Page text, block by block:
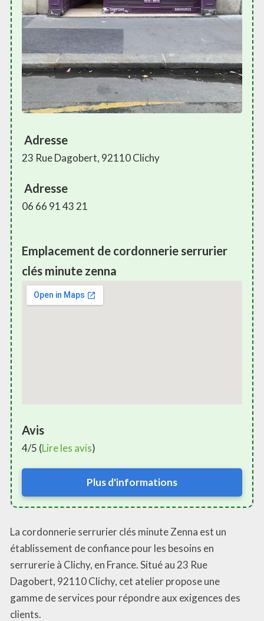
Adresse
23 Rue Dagobert, 92110 Clichy
Adresse
06 66 91 43 21
Emplacement de cordonnerie serrurier
clés minute zenna
Avis
4/5 (Lire les avis)
Plus d'informations
La cordonnerie serrurier clés minute Zenna est un
établissement de confiance pour les besoins en
serrurerie à Clichy, en France. Situé au 23 Rue
Dagobert, 92110 Clichy, cet atelier propose une
gamme de services pour répondre aux exigences des
clients.